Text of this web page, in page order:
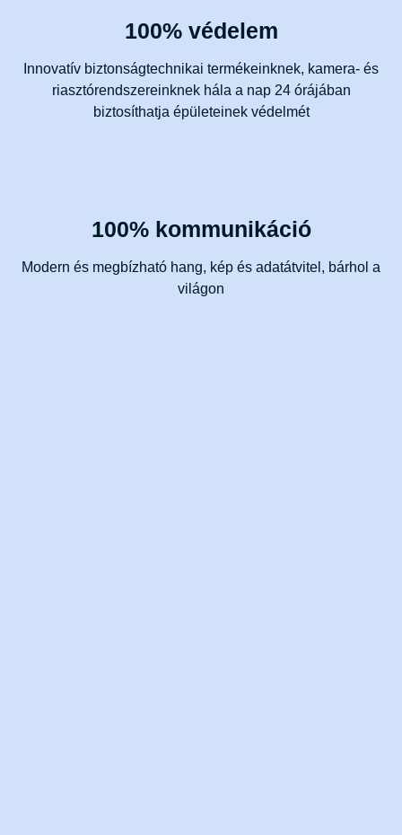
100% védelem
Innovatív biztonságtechnikai termékeinknek, kamera- és
riasztórendszereinknek hála a nap 24 órájában
biztosíthatja épületeinek védelmét
100% kommunikáció
Modern és megbízható hang, kép és adatátvitel, bárhol a
világon